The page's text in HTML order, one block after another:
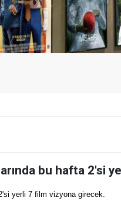
bu hafta 2'si
yerli 7 film vizyona girecek.